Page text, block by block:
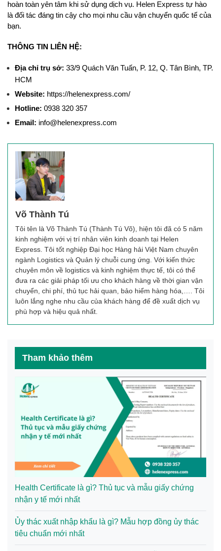
hoàn toàn yên tâm khi sử dụng dịch vụ. Helen Express tự hào
là đối tác đáng tin cậy cho mọi nhu cầu vận chuyển quốc tế của
bạn.
THÔNG TIN LIÊN HỆ:
Địa chỉ trụ sở: 33/9 Quách Văn Tuấn, P. 12, Q. Tân Bình, TP.
HCM
Website: https://helenexpress.com/
Hotline: 0938 320 357
Email: info@helenexpress.com
Võ Thành Tú
Tôi tên là Võ Thành Tú (Thành Tú Võ), hiện tôi đã có 5 năm
kinh nghiệm với vị trí nhân viên kinh doanh tại Helen
Express. Tôi tốt nghiệp Đại học Hàng hải Việt Nam chuyên
ngành Logistics và Quản lý chuỗi cung ứng. Với kiến thức
chuyên môn về logistics và kinh nghiệm thực tế, tôi có thể
đưa ra các giải pháp tối ưu cho khách hàng về thời gian vận
chuyển, chi phí, thủ tục hải quan, bảo hiểm hàng hóa,…. Tôi
luôn lắng nghe nhu cầu của khách hàng để đề xuất dịch vụ
phù hợp và hiệu quả nhất.
Tham khảo thêm
Health Certificate là gì? Thủ tục và mẫu giấy chứng
nhận y tế mới nhất
Ủy thác xuất nhập khẩu là gì? Mẫu hợp đồng ủy thác
tiêu chuẩn mới nhất